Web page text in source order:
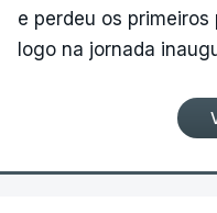
e perdeu os
logo na jornada